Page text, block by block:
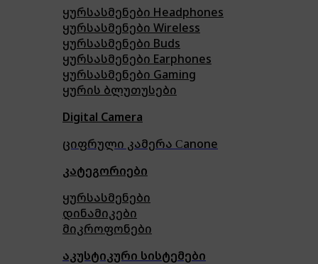
ყურსასმენები Headphones
ყურსასმენები Wireless
ყურსასმენები Buds
ყურსასმენები Earphones
ყურსასმენები Gaming
ყურის ბლუთუსები
Digital Camera
ციფრული კამერა Сanone
კატეგორიები
ყურსასმენები
დინამიკები
მიკროფონები
აკუსტიკური სისტემები